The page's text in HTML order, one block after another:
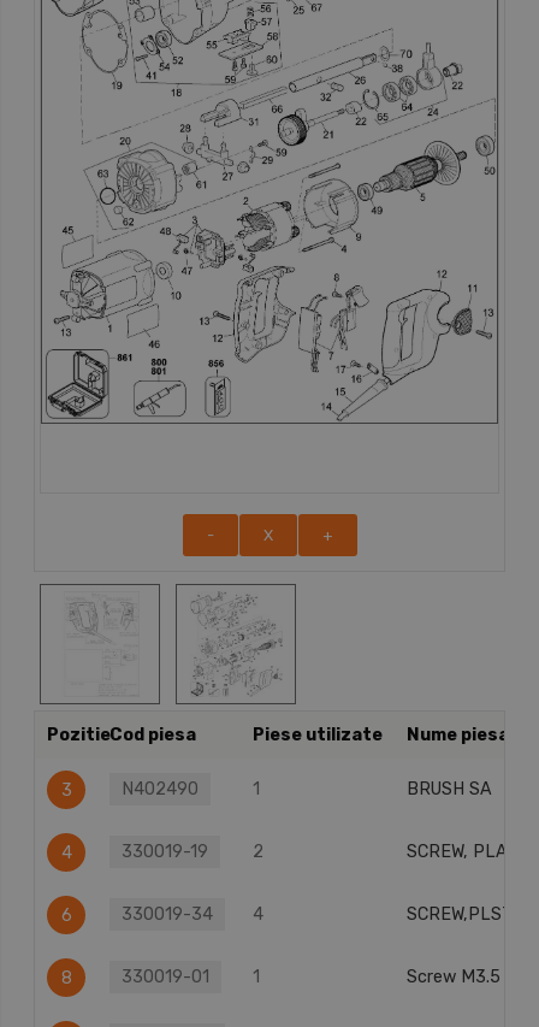
- X +
PozitieCod piesa Piese utilizate Nume piesa
3 N402490 1 BRUSH SA
4 330019-19 2 SCREW,
6 330019-34 4 SCREW,PLSTC
8 330019-01 1 Screw M3.5